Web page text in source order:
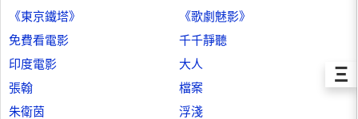
《東京鐵塔》
《歌劇魅影》
免費看電影
千千靜聽
印度電影
大人
張翰
檔案
朱衛茵
浮淺
Ξ